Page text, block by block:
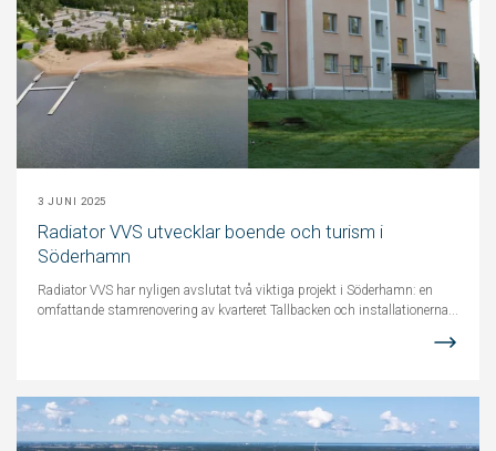
3 JUNI 2025
Radiator VVS utvecklar boende och turism i
Söderhamn
Radiator VVS har nyligen avslutat två viktiga projekt i Söderhamn: en
omfattande stamrenovering av kvarteret Tallbacken och installationerna...